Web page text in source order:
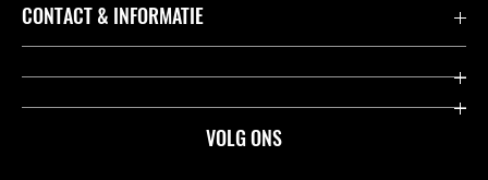
VOLG ONS
Accessoires & Onderdelen
Dealers
CONTACT & INFORMATIE
Contact